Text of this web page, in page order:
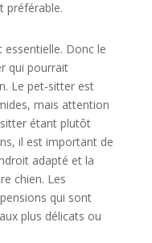
préférable.
essentielle. Donc le
qui pourrait
Le pet-sitter est
mais attention
étant plutôt
il est important de
adapté et la
chien. Les
qui sont
plus délicats ou